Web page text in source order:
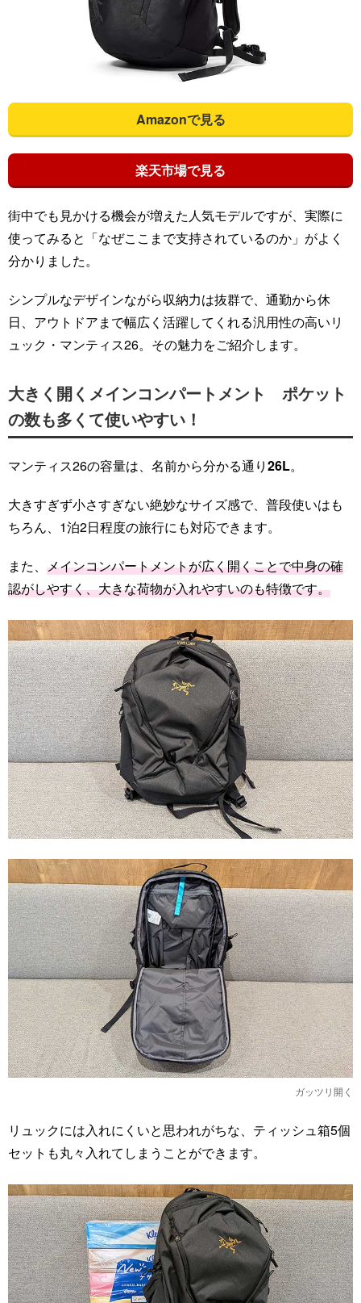
Amazonで見る
楽天市場で見る
街中でも見かける機会が増えた人気モデルですが、実際に
使ってみると「なぜここまで支持されているのか」がよく
分かりました。
シンプルなデザインながら収納力は抜群で、通勤から休
日、アウトドアまで幅広く活躍してくれる汎用性の高いリ
ュック・マンティス26。その魅力をご紹介します。
大きく開くメインコンパートメント ポケット
の数も多くて使いやすい！
マンティス26の容量は、名前から分かる通り26L。
大きすぎず小さすぎない絶妙なサイズ感で、普段使いはも
ちろん、1泊2日程度の旅行にも対応できます。
また、 メインコンパートメントが広く開くことで中身の確
認がしやすく、大きな荷物が入れやすいのも特徴です。
ガッツリ開く
リュックには入れにくいと思われがちな、ティッシュ箱5個
セットも丸々入れてしまうことができます。